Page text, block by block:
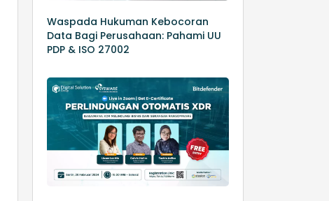
Waspada Hukuman Kebocoran
Data Bagi Perusahaan: Pahami UU
PDP & ISO 27002